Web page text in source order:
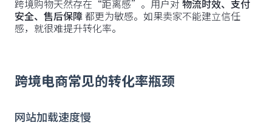
跨境购物天然存在“距离感”。用户对 物流时效、支付
安全、售后保障都更为敏感。如果卖家不能建立信任
感，就很难提升转化率。
跨境电商常见的转化率瓶颈
网站加载速度慢